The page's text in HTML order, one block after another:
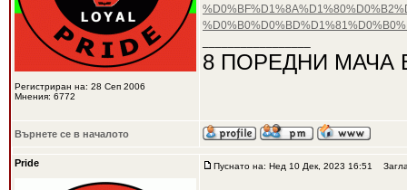
Регистриран на: 28 Сеп 2006
Мнения: 6772
8 ПОРЕДНИ МАЧА
Върнете се в началото
Pride Пуснато на: Нед 10 Дек, 2023 16:51